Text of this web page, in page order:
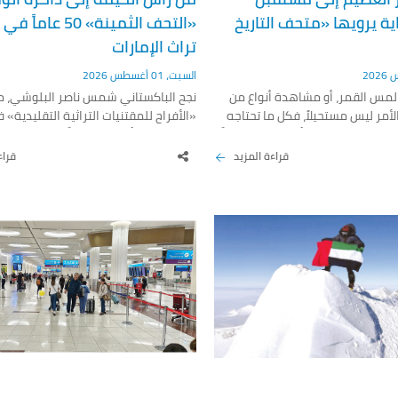
يرويها «متحف التاريخ
القمر، أو مشاهدة أنواع من
ليس مستحيلاً، فكل ما تحتاجه
السعديات في أبوظبي، وتحديداً
الطبيعي»، الذي يقدم تجربة
المتحف، بفضل تصميمه
المستلهم من الأشكال الطبيعية
وعصور الزمن الجيولوجي،.
قراءة المزيد
«التحف الثمينة»
تراث الإمارات
السبت، 01 أغسطس 2026
نجح الباكستاني شمس ناصر
«الأفراح للمقتنيات التراثية
الخيمة، في أن يكون جزءاً من جهود
التراث الإماراتي، عبر صناعة وبيع
قصة العائلة مع هذه الحرفة بدأت
والدي إلى دولة الإمارات في سن
صناعة المقتنيات.